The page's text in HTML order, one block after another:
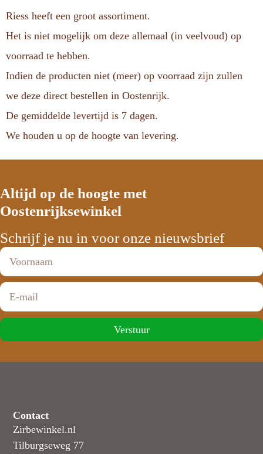
Riess heeft een groot assortiment.
Het is niet mogelijk om deze allemaal (in veelvoud) op
voorraad te hebben.
Indien de producten niet (meer) op voorraad zijn zullen
we deze direct bestellen in Oostenrijk.
De gemiddelde levertijd is 7 dagen.
We houden u op de hoogte van levering.
Altijd op de hoogte met
Oostenrijksewinkel
Schrijf je nu in voor onze nieuwsbrief
Verstuur
Contact
Zirbewinkel.nl
Tilburgseweg 77